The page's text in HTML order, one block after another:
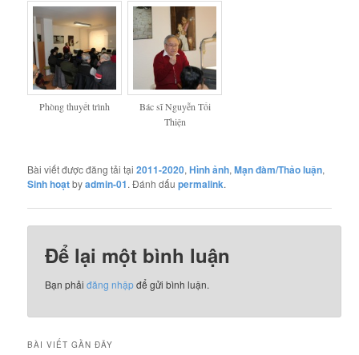
Phòng thuyết trình
Bác sĩ Nguyễn Tối
Thiện
Bài viết được đăng tải tại2011-2020,Hình ảnh,Mạn đàm/Thảo luận,
Sinh hoạtbyadmin-01. Đánh dấupermalink.
Để lại một bình luận
Bạn phảiđăng nhậpđể gửi bình luận.
BÀI VIẾT GẦN ĐÂY